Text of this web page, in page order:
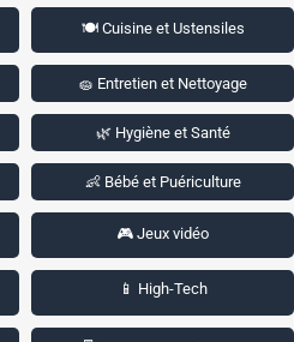
🍽️ Cuisine et Ustensiles
🧽 Entretien et Nettoyage
🌿 Hygiène et Santé
👶 Bébé et Puériculture
🎮 Jeux vidéo
📱 High-Tech